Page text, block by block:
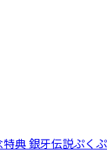
典 銀牙伝説ぷく